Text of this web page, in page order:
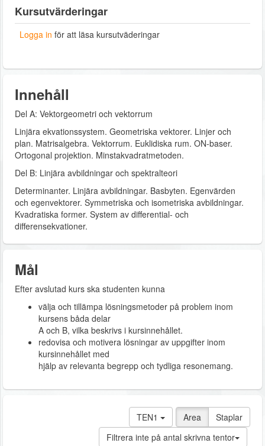
Kursutvärderingar
Logga in för att läsa kursutväderingar
Innehåll
Del A: Vektorgeometri och vektorrum
Linjära ekvationssystem. Geometriska vektorer. Linjer och
plan. Matrisalgebra. Vektorrum. Euklidiska rum. ON-baser.
Ortogonal projektion. Minstakvadratmetoden.
Del B: Linjära avbildningar och spektralteori
Determinanter. Linjära avbildningar. Basbyten. Egenvärden
och egenvektorer. Symmetriska och isometriska avbildningar.
Kvadratiska former. System av differential- och
differensekvationer.
Mål
Efter avslutad kurs ska studenten kunna
välja och tillämpa lösningsmetoder på problem inom
kursens båda delar
A och B, vilka beskrivs i kursinnehållet.
redovisa och motivera lösningar av uppgifter inom
kursinnehållet med
hjälp av relevanta begrepp och tydliga resonemang.
Area Staplar
TEN1
Filtrera inte på antal skrivna tentor